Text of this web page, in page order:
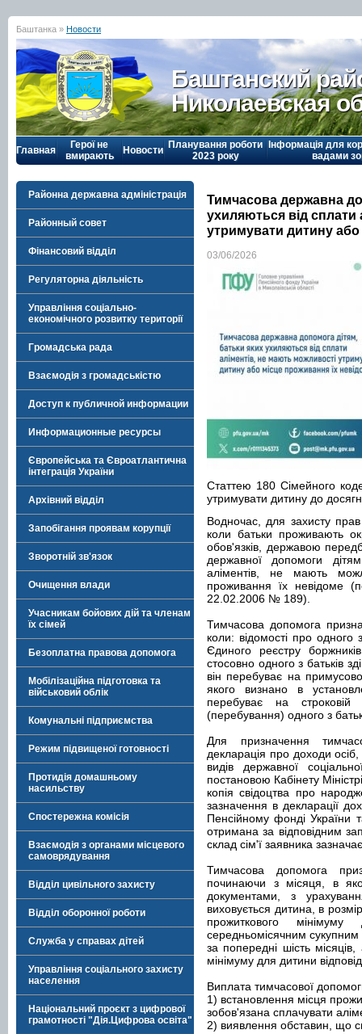
Баштанка » Новости
Баштанский
Николаевская
Главная
Герої не
вмирають
Новости Планування роботи
2023 року
Інформація для
вадами
Районна державна адміністрація
Районный совет
Фінансовий відділ
Регуляторна діяльність
Управління соціально-
економічного розвитку території
Громадська рада
Взаємодія з громадськістю
Доступ к публичной информации
Информационные ресурсы
Європейська та Євроатлантична
інтеграція України
Архівний відділ
Запобігання проявам корупції
Зворотній зв'язок
Очищення влади
Учасникам бойових дій та членам
їх сімей
Безоплатна правова допомога
Мобілізаційна підготовка та
військовий облік
Комунальні підприємства
Режим підвищеної готовності
Протидія домашньому
насильству
Спостережна комісія
Взаємодія з органами місцевого
самоврядування
Відділ цивільного захисту
Відділ оборонної роботи
Служба у справах дітей
Управління соціального захисту
населення
Національний проєкт з цифрової
грамотності "Дія.Цифрова освіта"
Тимчасова державна
ухиляються від сплати
утримувати дитину
03/06/2026
Статтею 180 Сімейного
утримувати дитину до
Водночас, для захисту прав
коли батьки проживають
обов'язків, державою
державної допомоги
аліментів, не мають
проживання їх невідоме
22.02.2006 № 189).
Тимчасова допомога
коли: відомості про одного
Єдиного реєстру
стосовно одного з батьків
він перебуває на
якого визнано в
перебуває на строковій
(перебування) одного з
Для призначення
декларація про доходи
видів державної
постановою Кабінету
копія свідоцтва про
зазначення в декларації
Пенсійному фонді України
отримана за відповідним
склад сім'ї заявника
Тимчасова допомога
починаючи з місяця, в
документами, з
виховується дитина, в
прожиткового
середньомісячним
за попередні шість
мінімуму для дитини
Виплата тимчасової
1) встановлення місця
зобов'язана сплачувати
2) виявлення обставин, що